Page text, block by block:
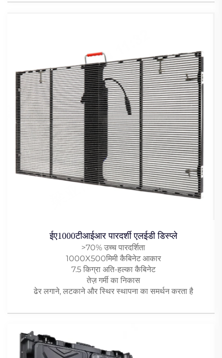
ईए1000टीआईआर पारदर्शी एलईडी डिस्प्ले
>70% उच्च पारदर्शिता
1000X500मिमी कैबिनेट आकार
7.5 किग्रा अति-हल्का कैबिनेट
तेज़ गर्मी का निकास
ढेर लगाने, लटकाने और स्थिर स्थापना का समर्थन करता है